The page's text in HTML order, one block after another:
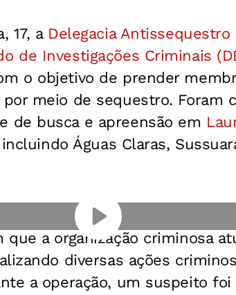
17, a Delegacia Antissequestro
de Investigações Criminais
o objetivo de prender
meio de sequestro. Foram
de busca e apreensão em
Águas Claras,
que a organização criminosa
diversas ações
a operação, um suspeito